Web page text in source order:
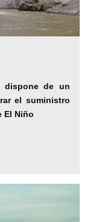
dispone de un
el suministro
El Niño